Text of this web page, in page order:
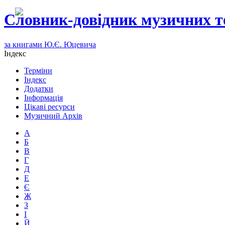
Словник-довідник музичних
за книгами Ю.Є. Юцевича
Індекс
Терміни
Індекс
Додатки
Інформація
Цікаві ресурси
Музичний Архів
А
Б
В
Г
Д
Е
Є
Ж
З
І
Й